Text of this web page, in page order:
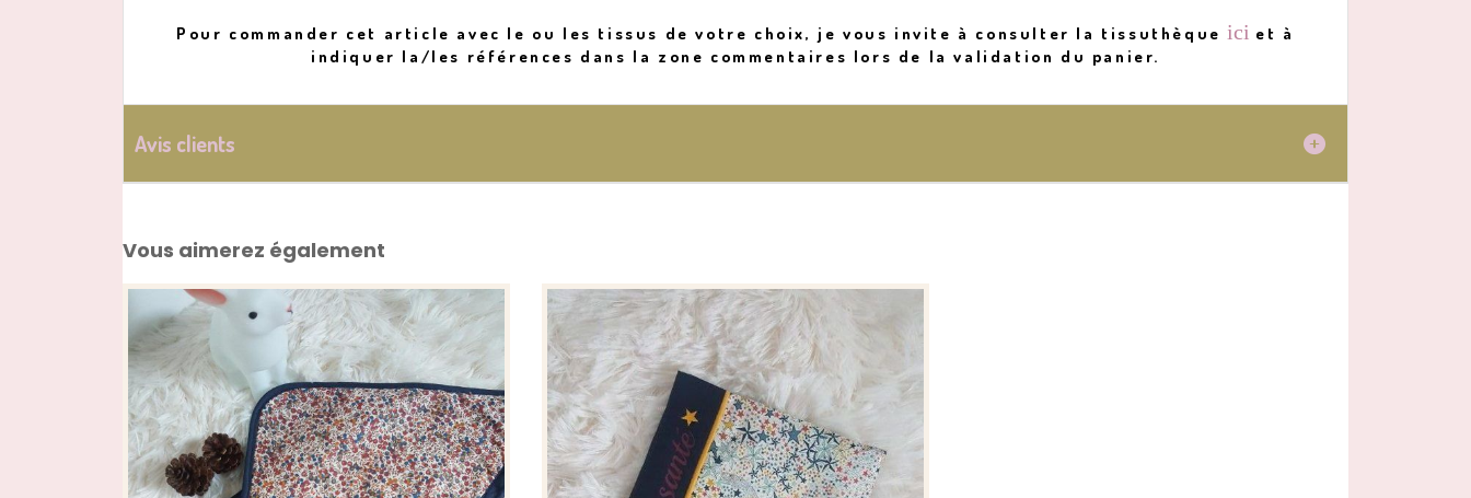
Pour commander cet article avec le ou les tissus de votre choix, je vous invite à consulter la tissuthèque ici et à
indiquer la/les références dans la zone commentaires lors de la validation du panier.
Avis clients
Vous aimerez également